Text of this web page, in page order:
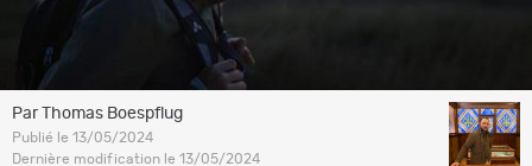
Par Thomas Boespflug
Publié le 13/05/2024
Dernière modification le 13/05/2024